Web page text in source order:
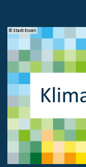
© Stadt Essen